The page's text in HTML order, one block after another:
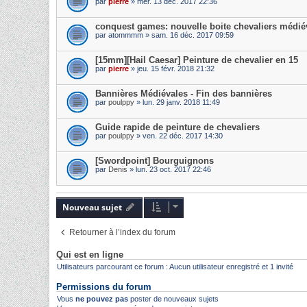
conquest games: nouvelle boite chevaliers
par atommmm » sam. 16 déc. 2017 09:59
[15mm][Hail Caesar] Peinture de chevalier en 15
par pierre » jeu. 15 févr. 2018 21:32
Bannières Médiévales - Fin des bannières
par poulppy » lun. 29 janv. 2018 11:49
Guide rapide de peinture de chevaliers
par poulppy » ven. 22 déc. 2017 14:30
[Swordpoint] Bourguignons
par Denis » lun. 23 oct. 2017 22:46
Nouveau sujet
Retourner à l’index du forum
Qui est en ligne
Utilisateurs parcourant ce forum : Aucun utilisateur enregistré et 1 invité
Permissions du forum
Vous ne pouvez pas poster de nouveaux sujets